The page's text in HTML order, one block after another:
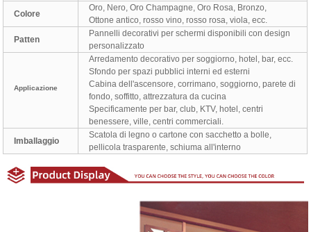
Colore
Oro, Nero, Oro Champagne, Oro Rosa, Bronzo,
Ottone antico, rosso vino, rosso rosa, viola, ecc.
Patten
Pannelli decorativi per schermi disponibili con design
personalizzato
Applicazione
Arredamento decorativo per soggiorno, hotel, bar, ecc.
Sfondo per spazi pubblici interni ed esterni
Cabina dell'ascensore, corrimano, soggiorno, parete di
fondo, soffitto, attrezzatura da cucina
Specificamente per bar, club, KTV, hotel, centri
benessere, ville, centri commerciali.
Imballaggio
Scatola di legno o cartone con sacchetto a bolle,
pellicola trasparente, schiuma all'interno